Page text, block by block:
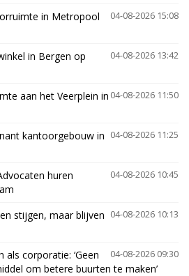
04-08-2026 15:08
in Metropool
04-08-2026 13:42
in Bergen op
04-08-2026 11:50
aan het Veerplein in
04-08-2026 11:25
kantoorgebouw in
04-08-2026 10:45
huren
04-08-2026 10:13
stijgen, maar blijven
04-08-2026 09:30
corporatie: ‘Geen
om betere buurten te maken’